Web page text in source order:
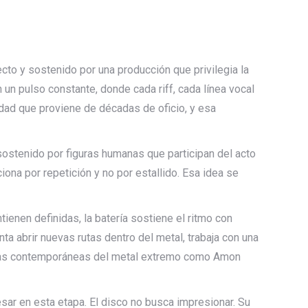
y sostenido por una producción que privilegia la
pulso constante, donde cada riff, cada línea vocal
que proviene de décadas de oficio, y esa
por figuras humanas que participan del acto
por repetición y no por estallido. Esa idea se
definidas, la batería sostiene el ritmo con
abrir nuevas rutas dentro del metal, trabaja con una
contemporáneas del metal extremo como Amon
en esta etapa. El disco no busca impresionar. Su